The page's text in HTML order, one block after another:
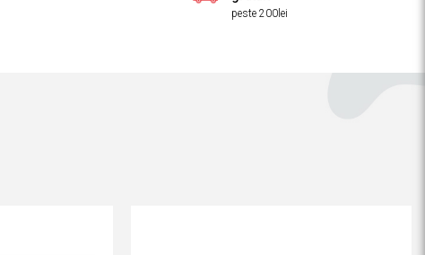
peste 200lei